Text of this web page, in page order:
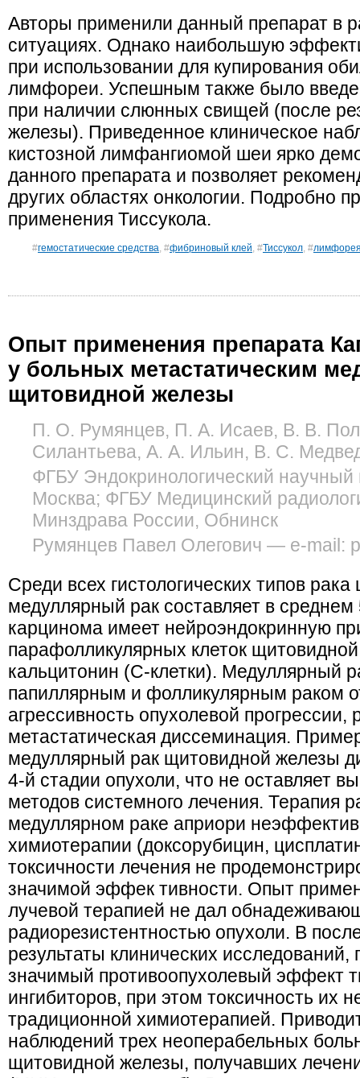
Авторы применили данный препарат в
ситуациях. Однако наибольшую
при использовании для купирования
лимфореи. Успешным также было
при наличии слюнных свищей (после
железы). Приведенное клиническое
кистозной лимфангиомой шеи ярко
данного препарата и позволяет
других областях онкологии. Подробно
применения Тиссукола.
#гемостатические средства, #фибриновый клей, #Тиссукол, #
Опыт применения препарата
у больных метастатическим
щитовидной железы
П. О. Румянцев, П. А. Исаев, В. В.
Силантьева, А. А. Ильин, В. С.
ФГБУ Эндокринологический
Москва; ФГБУ Медицинский
Минздрава России, Обнинск
Румянцев Павел Олегович — e-mail:
Среди всех гистологических типов
медуллярный рак составляет в
карцинома имеет нейроэндокринную
парафолликулярных клеток
кальцитонин (С-клетки). Медуллярный
папиллярным и фолликулярным раком
агрессивность опухолевой
метастатическая диссеминация.
медуллярный рак щитовидной железы
4-й стадии опухоли, что не оставляет
методов системного лечения. Терапия
медуллярном раке априори
химиотерапии (доксорубицин,
токсичности лечения не
значимой эффек тивности. Опыт
лучевой терапией не дал
радиорезистентностью опухоли. В
результаты клинических
значимый противоопухолевый эффект
ингибиторов, при этом токсичность их
традиционной химиотерапией.
наблюдений трех неоперабельных
щитовидной железы, получавших